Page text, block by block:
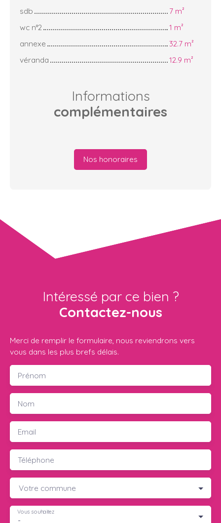
sdb
7 m²
wc n°2
1 m²
annexe
32.7 m²
véranda
12.9 m²
Informations
complémentaires
Nos honoraires
Intéressé par ce bien ?
Contactez-nous
Merci de remplir le formulaire, nous reviendrons vers
vous dans les plus brefs délais.
Prénom
Nom
Email
Téléphone
Votre commune
-
Vous souhaitez